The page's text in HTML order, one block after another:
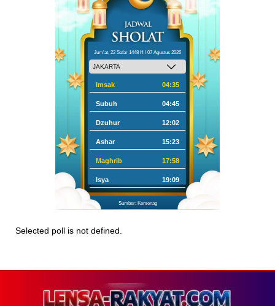
Jum'at, 22 Safar 1448 H / 07 Agustus 2026
Imsak 04:35
Subuh 04:45
Dzuhur 12:02
Ashar 15:23
Maghrib 17:58
Isya 19:09
Sumber: Kemenag
Selected poll is not defined.